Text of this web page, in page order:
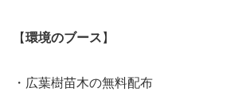
【環境のブース 】
・広葉樹苗木の無料配布